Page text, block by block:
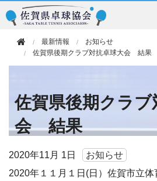
最新情報
お知らせ
佐賀県後期クラブ対抗卓球大会 結果
佐賀県後期クラブ
会 結果
2020年11月 1日
お知らせ
2020年１１月１日(日）佐賀市立